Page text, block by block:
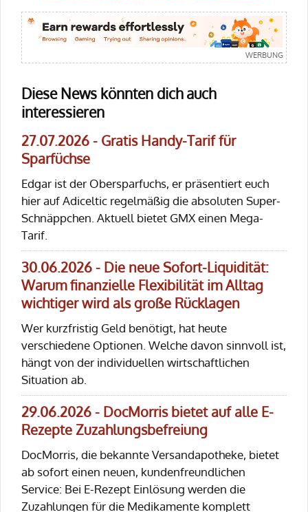
Diese News könnten dich auch
interessieren
27.07.2026 - Gratis Handy-Tarif für
Sparfüchse
Edgar ist der Obersparfuchs, er präsentiert euch
hier auf Adiceltic regelmäßig die absoluten Super-
Schnäppchen. Aktuell bietet GMX einen Mega-
Tarif.
30.06.2026 - Die neue Sofort-Liquidität:
Warum finanzielle Flexibilität im Alltag
wichtiger wird als große Rücklagen
Wer kurzfristig Geld benötigt, hat heute
verschiedene Optionen. Welche davon sinnvoll ist,
hängt von der individuellen wirtschaftlichen
Situation ab.
29.06.2026 - DocMorris bietet auf alle E-
Rezepte Zuzahlungsbefreiung
DocMorris, die bekannte Versandapotheke, bietet
ab sofort einen neuen, kundenfreundlichen
Service: Bei E-Rezept Einlösung werden die
Zuzahlungen für die Medikamente komplett